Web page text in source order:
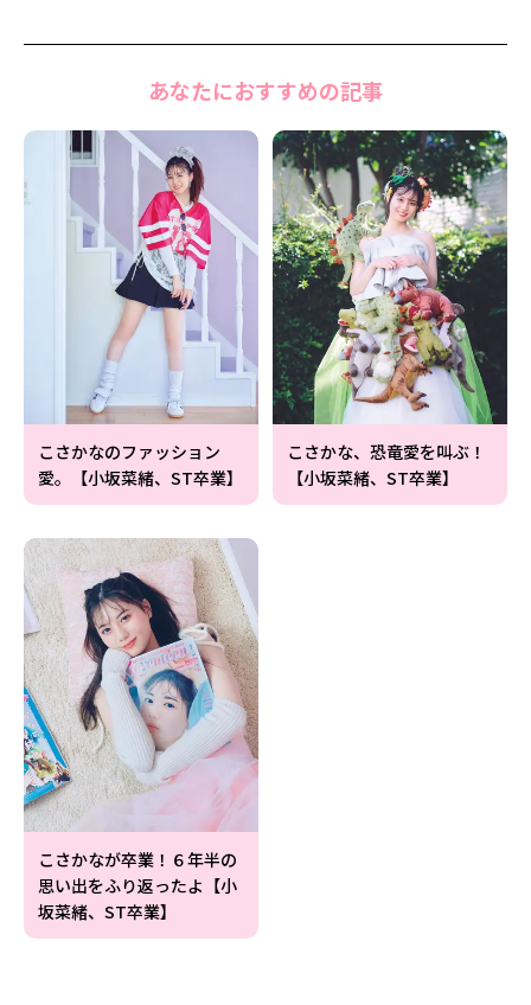
あなたにおすすめの記事
こさかなのファッション
愛。【小坂菜緒、ST卒業】
こさかな、恐竜愛を叫ぶ！
【小坂菜緒、ST卒業】
こさかなが卒業！６年半の
思い出をふり返ったよ【小
坂菜緒、ST卒業】